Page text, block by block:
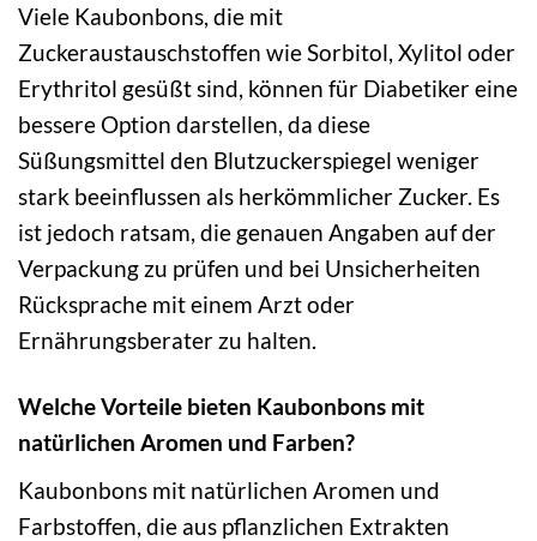
Viele Kaubonbons, die mit
Zuckeraustauschstoffen wie Sorbitol, Xylitol oder
Erythritol gesüßt sind, können für Diabetiker eine
bessere Option darstellen, da diese
Süßungsmittel den Blutzuckerspiegel weniger
stark beeinflussen als herkömmlicher Zucker. Es
ist jedoch ratsam, die genauen Angaben auf der
Verpackung zu prüfen und bei Unsicherheiten
Rücksprache mit einem Arzt oder
Ernährungsberater zu halten.
Welche Vorteile bieten Kaubonbons mit
natürlichen Aromen und Farben?
Kaubonbons mit natürlichen Aromen und
Farbstoffen, die aus pflanzlichen Extrakten